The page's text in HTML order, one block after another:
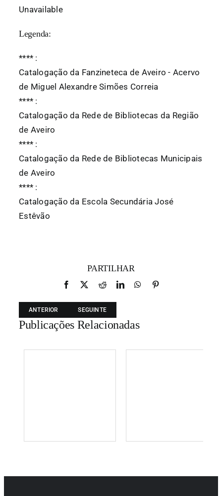
Unavailable
Legenda:
**** :
Catalogação da Fanzineteca de Aveiro - Acervo
de Miguel Alexandre Simões Correia
**** :
Catalogação da Rede de Bibliotecas da Região
de Aveiro
**** :
Catalogação da Rede de Bibliotecas Municipais
de Aveiro
**** :
Catalogação da Escola Secundária José
Estêvão
PARTILHAR
Facebook RedditLinkedInWhatsAppPinterest
ANTERIOR SEGUINTE
Publicações Relacionadas